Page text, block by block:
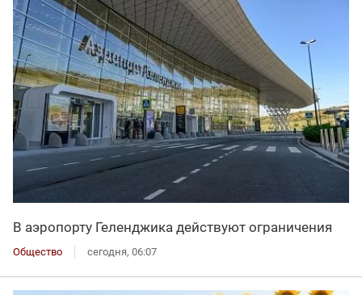
В аэропорту Геленджика действуют ограничения
Общество сегодня, 06:07